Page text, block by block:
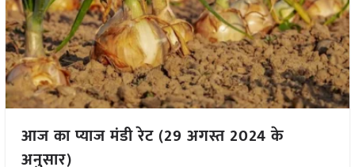
आज का प्याज मंडी रेट (29 अगस्त 2024 के
अनुसार)